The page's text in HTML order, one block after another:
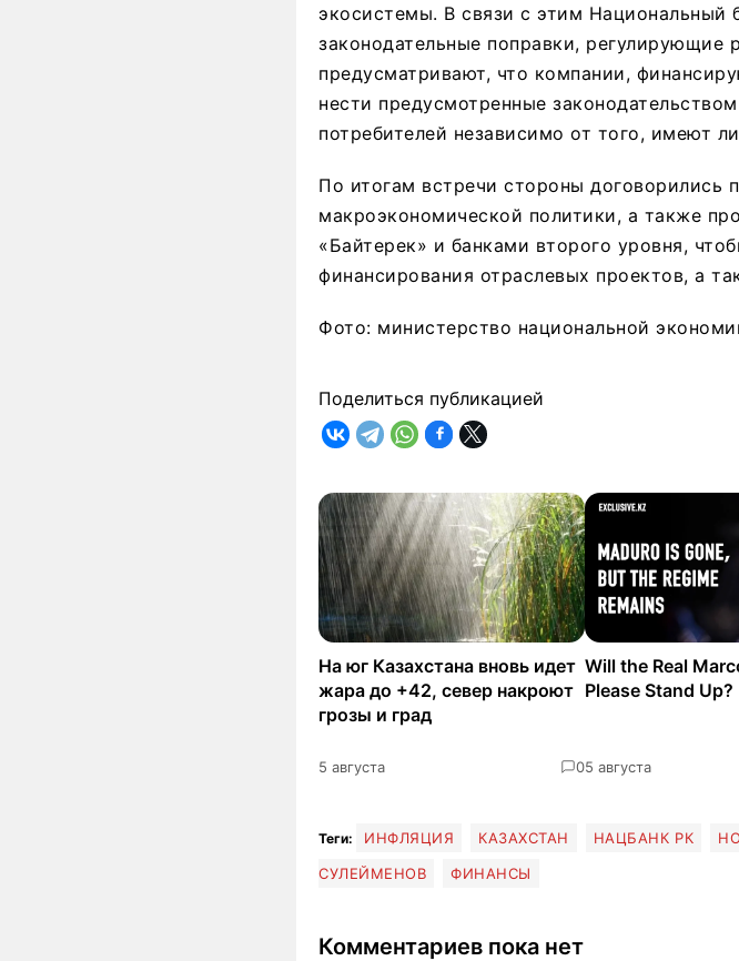
экосистемы. В связи с этим Национальный
законодательные поправки, регулирующие
предусматривают, что компании,
нести предусмотренные
потребителей независимо от того, имеют
По итогам встречи стороны договорились
макроэкономической политики, а также
«Байтерек» и банками второго уровня,
финансирования отраслевых проектов, а
Фото: министерство национальной
Поделиться публикацией
На юг Казахстана вновь идет
жара до +42, север накроют
грозы и град
5 августа 0
Will the Real
Please Stand Up?
5 августа
Теги: ИНФЛЯЦИЯ КАЗАХСТАН НАЦБАНК РК
СУЛЕЙМЕНОВ
ФИНАНСЫ
Комментариев пока нет